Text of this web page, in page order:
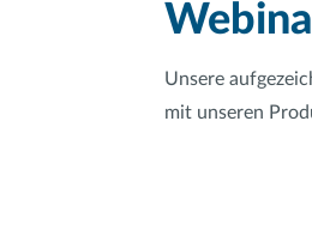
Unsere
mit unseren